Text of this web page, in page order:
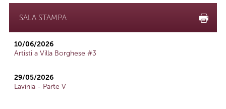
SALA STAMPA
10/06/2026
Artisti a Villa Borghese #3
29/05/2026
Lavinia - Parte V